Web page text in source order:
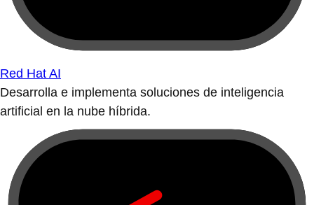
Red Hat AI
Desarrolla e implementa soluciones de inteligencia
artificial en la nube híbrida.